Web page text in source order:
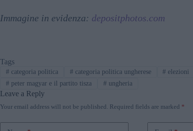
Immagine in evidenza: depositphotos.com
Tags
#categoria politica #categoria politica ungherese # elezioni
#peter magyar e il partito tisza #ungheria
Leave a Reply
Your email address will not be published. Required fields are marked *